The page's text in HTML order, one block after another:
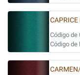
Código de
Código de